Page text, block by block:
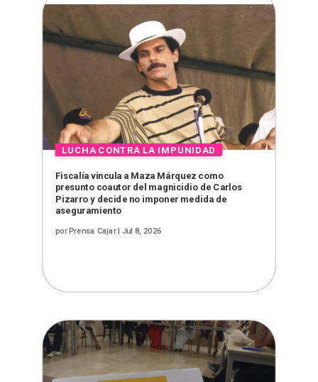
Fiscalía vincula a Maza Márquez como
presunto coautor del magnicidio de Carlos
Pizarro y decide no imponer medida de
aseguramiento
porPrensa Cajar| Jul 8, 2026